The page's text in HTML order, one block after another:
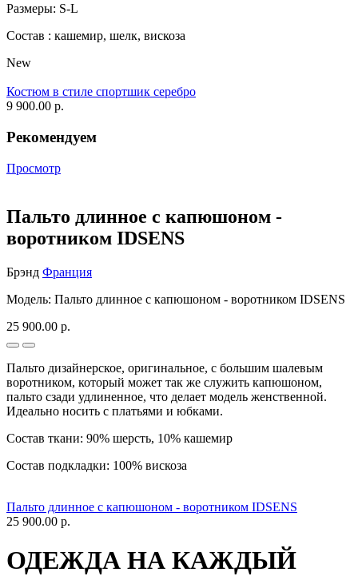
Размеры: S-L
Состав : кашемир, шелк, вискоза
New
Костюм в стиле спортшик серебро
9 900.00 р.
Рекомендуем
Просмотр
Пальто длинное с капюшоном -
воротником IDSENS
Брэнд Франция
Модель: Пальто длинное с капюшоном - воротником IDSENS
25 900.00 р.
Пальто дизайнерское, оригинальное, с большим шалевым
воротником, который может так же служить капюшоном,
пальто сзади удлиненное, что делает модель женственной.
Идеально носить с платьями и юбками.
Состав ткани: 90% шерсть, 10% кашемир
Состав подкладки: 100% вискоза
Пальто длинное с капюшоном - воротником IDSENS
25 900.00 р.
ОДЕЖДА НА КАЖДЫЙ